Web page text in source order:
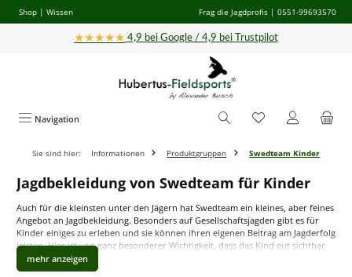
Zum Hauptinhalt springen
Shop | Wissen Frag die Jagdprofis | 0551-99693570
★★★★★ 4,9 bei Google / 4,9 bei Trustpilot
Navigation
Sie sind hier: Informationen Produktgruppen Swedteam Kinder
Jagdbekleidung von Swedteam für Kinder
Auch für die kleinsten unter den Jägern hat Swedteam ein kleines, aber feines
Angebot an Jagdbekleidung. Besonders auf Gesellschaftsjagden gibt es für
Kinder einiges zu erleben und sie können ihren eigenen Beitrag am Jagderfolg
leisten. Hier ist von ganz besonderer Wichtigkeit, dass das Kind gut sichtbar
für alle Mitjagdenen ist und nicht übersehen wird. Zu diesem Zweck hat
SwedteamWarnbekleidung